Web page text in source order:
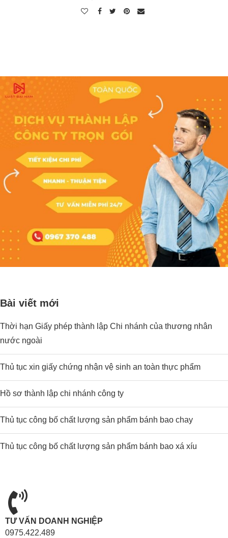
Bài viết mới
Thời hạn Giấy phép thành lập Chi nhánh của thương nhân
nước ngoài
Thủ tục xin giấy chứng nhận vệ sinh an toàn thực phẩm
Hồ sơ thành lập chi nhánh công ty
Thủ tục công bố chất lượng sản phẩm bánh bao chay
Thủ tục công bố chất lượng sản phẩm bánh bao xá xíu
TƯ VẤN DOANH NGHIỆP
0975.422.489